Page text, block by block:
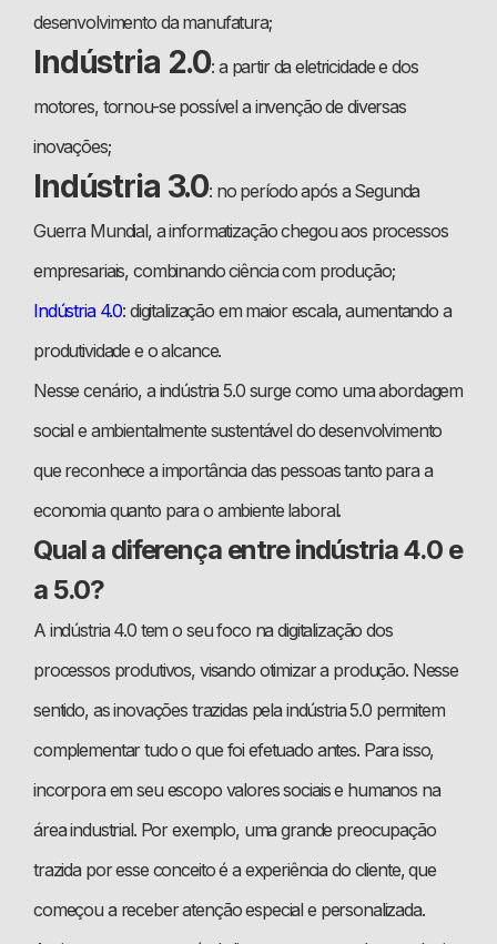
desenvolvimento da manufatura;
Indústria 2.0: a partir da eletricidade e dos
motores, tornou-se possível a invenção de diversas
inovações;
Indústria 3.0: no período após a Segunda
Guerra Mundial, a informatização chegou aos processos
empresariais, combinando ciência com produção;
Indústria 4.0: digitalização em maior escala, aumentando a
produtividade e o alcance.
Nesse cenário, a indústria 5.0 surge como uma abordagem
social e ambientalmente sustentável do desenvolvimento
que reconhece a importância das pessoas tanto para a
economia quanto para o ambiente laboral.
Qual a diferença entre indústria 4.0 e
a 5.0?
A indústria 4.0 tem o seu foco na digitalização dos
processos produtivos, visando otimizar a produção. Nesse
sentido, as inovações trazidas pela indústria 5.0 permitem
complementar tudo o que foi efetuado antes. Para isso,
incorpora em seu escopo valores sociais e humanos na
área industrial. Por exemplo, uma grande preocupação
trazida por esse conceito é a experiência do cliente, que
começou a receber atenção especial e personalizada.